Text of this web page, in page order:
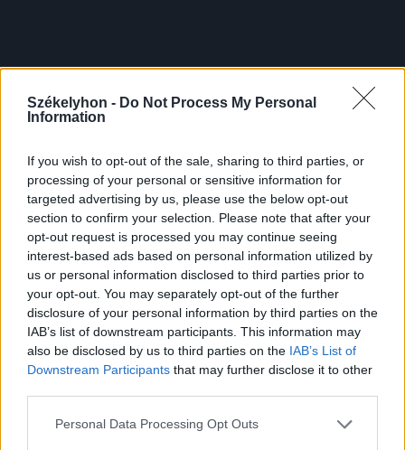
Székelyhon - Do Not Process My Personal
Information
If you wish to opt-out of the sale, sharing to third parties, or
processing of your personal or sensitive information for
targeted advertising by us, please use the below opt-out
section to confirm your selection. Please note that after your
opt-out request is processed you may continue seeing
interest-based ads based on personal information utilized by
us or personal information disclosed to third parties prior to
your opt-out. You may separately opt-out of the further
disclosure of your personal information by third parties on the
IAB’s list of downstream participants. This information may
also be disclosed by us to third parties on the IAB’s List of
Downstream Participants that may further disclose it to other
Personal Data Processing Opt Outs
•VIDEÓ: SONY PICTURES ENTERTAINTMENT
Egyik csata a másik után (One
Battle After Another) –
rendező: Paul Thomas
Anderson
Igazi nagyágyúval,Leonardo DiCaprio-
val a főszerepben készült elPaul
Thomas Anderson( Boogie Nights ,